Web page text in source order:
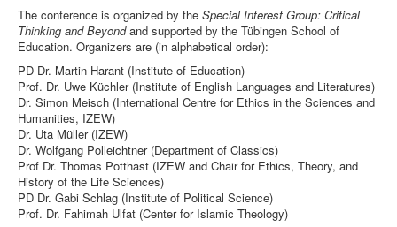
The conference is organized by the Special Interest Group: Critical
Thinking and Beyondand supported by the Tübingen School of
Education. Organizers are (in alphabetical order):
PD Dr. Martin Harant (Institute of Education)
Prof. Dr. Uwe Küchler (Institute of English Languages and Literatures)
Dr. Simon Meisch (International Centre for Ethics in the Sciences and
Humanities, IZEW)
Dr. Uta Müller (IZEW)
Dr. Wolfgang Polleichtner (Department of Classics)
Prof Dr. Thomas Potthast (IZEW and Chair for Ethics, Theory, and
History of the Life Sciences)
PD Dr. Gabi Schlag (Institute of Political Science)
Prof. Dr. Fahimah Ulfat (Center for Islamic Theology)